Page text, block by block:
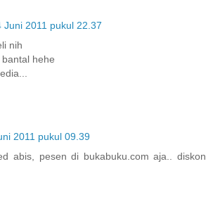
Juni 2011 pukul 22.37
nih
hehe
2011 pukul 09.39
abis, pesen di bukabuku.com aja.. diskon